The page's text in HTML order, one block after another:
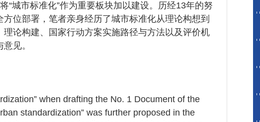
“城市标准化”作为重要板块加以建设。历经13年的努
位部署，笔者亲身经历了城市标准化从理论构想到
论构建、国家行动方案实施路径与方法以及评价机
见。
when drafting the No. 1 Document of the
standardization” was further proposed in the